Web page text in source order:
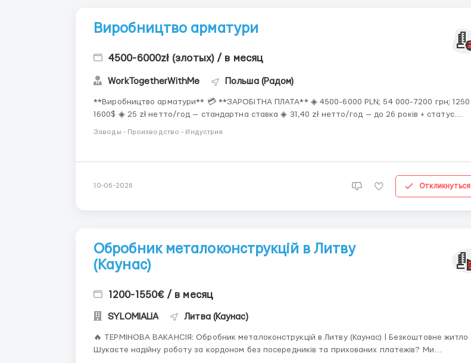
Виробництво арматури
4500-6000zł (злотых) / в месяц
WorkTogetherWithMe Польша (Радом)
**Виробництво арматури** 💳 **ЗАРОБІТНА ПЛАТА** ◈ 4500-6000 PLN; 54 000-7200 грн; 1250-
1600$ ◈ 25 zł нетто/год — стандартна ставка ◈ 31,40 zł нетто/год — до 26 років + статус
Заводы - Производство - Индустрия
10-06-2026 Откликнуться
Обробник металоконструкцій в Литву
(Каунас)
1200-1550€ / в месяц
SYLOMIALIA Литва (Каунас)
🔥 ТЕРМІНОВА ВАКАНСІЯ: Обробник металоконструкцій в Литву (Каунас) | Безкоштовне житло
Шукаєте надійну роботу за кордоном без посередників та прихованих платежів? Ми